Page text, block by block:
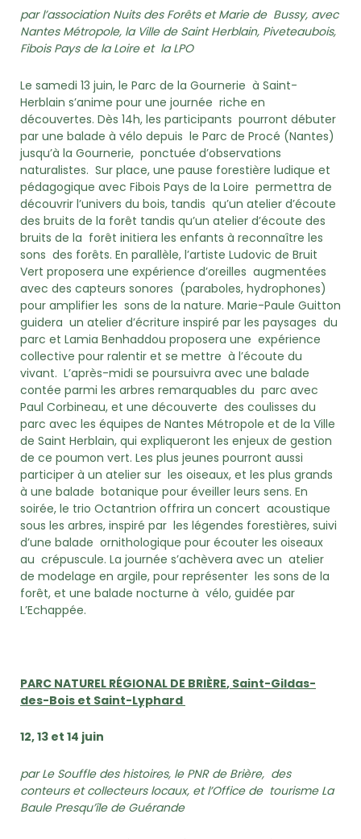
par l’association Nuits des Forêts et Marie de Bussy, avec
Nantes Métropole, la Ville de Saint Herblain, Piveteaubois,
Fibois Pays de la Loire et la LPO
Le samedi 13 juin, le Parc de la Gournerie à Saint-
Herblain s’anime pour une journée riche en
découvertes. Dès 14h, les participants pourront débuter
par une balade à vélo depuis le Parc de Procé (Nantes)
jusqu’à la Gournerie, ponctuée d’observations
naturalistes. Sur place, une pause forestière ludique et
pédagogique avec Fibois Pays de la Loire permettra de
découvrir l’univers du bois, tandis qu’un atelier d’écoute
des bruits de la forêt tandis qu’un atelier d’écoute des
bruits de la forêt initiera les enfants à reconnaître les
sons des forêts. En parallèle, l’artiste Ludovic de Bruit
Vert proposera une expérience d’oreilles augmentées
avec des capteurs sonores (paraboles, hydrophones)
pour amplifier les sons de la nature. Marie-Paule Guitton
guidera un atelier d’écriture inspiré par les paysages du
parc et Lamia Benhaddou proposera une expérience
collective pour ralentir et se mettre à l’écoute du
vivant. L’après-midi se poursuivra avec une balade
contée parmi les arbres remarquables du parc avec
Paul Corbineau, et une découverte des coulisses du
parc avec les équipes de Nantes Métropole et de la Ville
de Saint Herblain, qui expliqueront les enjeux de gestion
de ce poumon vert. Les plus jeunes pourront aussi
participer à un atelier sur les oiseaux, et les plus grands
à une balade botanique pour éveiller leurs sens. En
soirée, le trio Octantrion offrira un concert acoustique
sous les arbres, inspiré par les légendes forestières, suivi
d’une balade ornithologique pour écouter les oiseaux
au crépuscule. La journée s’achèvera avec un atelier
de modelage en argile, pour représenter les sons de la
forêt, et une balade nocturne à vélo, guidée par
L’Echappée.
PARC NATUREL RÉGIONAL DE BRIÈRE, Saint-Gildas-
des-Bois et Saint-Lyphard
12, 13 et 14 juin
par Le Souffle des histoires, le PNR de Brière, des
conteurs et collecteurs locaux, et l’Office de tourisme La
Baule Presqu’île de Guérande